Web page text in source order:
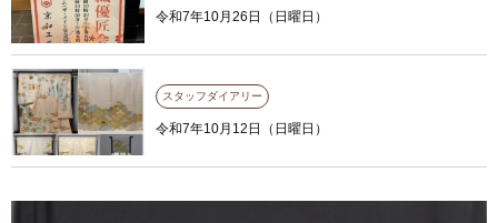
令和7年10月26日（日曜日）
スタッフダイアリー
令和7年10月12日（日曜日）